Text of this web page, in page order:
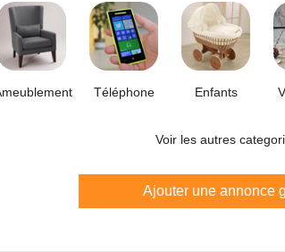
Téléphone Enfants
Voir les autres
Ajouter une annonce